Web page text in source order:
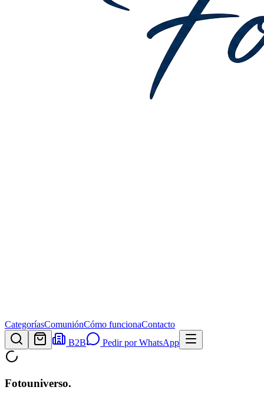
CategoríasComuniónCómo funcionaContacto
B2B
Pedir por WhatsApp
Fotouniverso.